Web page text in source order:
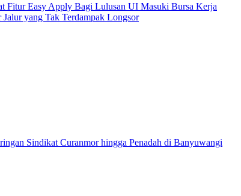
Fitur Easy Apply Bagi Lulusan UI Masuki Bursa Kerja
yang Tak Terdampak Longsor
Sindikat Curanmor hingga Penadah di Banyuwangi